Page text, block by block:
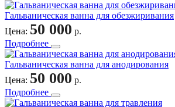
Гальваническая ванна для обезжиривания
Цена: 50 000 р.
Подробнее
Гальваническая ванна для анодирования
Цена: 50 000 р.
Подробнее